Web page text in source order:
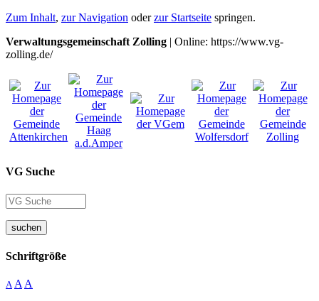
Zum Inhalt, zur Navigation oderzur Startseite springen.
Verwaltungsgemeinschaft Zolling | Online: https://www.vg-
zolling.de/
VG Suche
suchen
Schriftgröße
A A A